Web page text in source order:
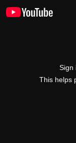
Sign
This helps